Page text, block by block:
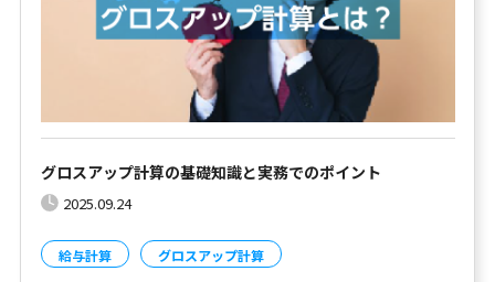
グロスアップ計算の基礎知識と実務でのポイント
2025.09.24
給与計算 グロスアップ計算